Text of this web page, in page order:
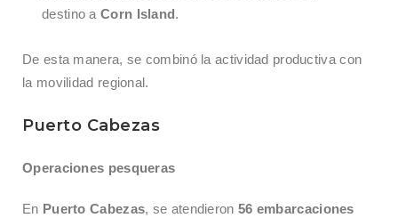
destino a Corn Island.
De esta manera, se combinó la actividad productiva con
la movilidad regional.
Puerto Cabezas
Operaciones pesqueras
En Puerto Cabezas, se atendieron 56 embarcaciones